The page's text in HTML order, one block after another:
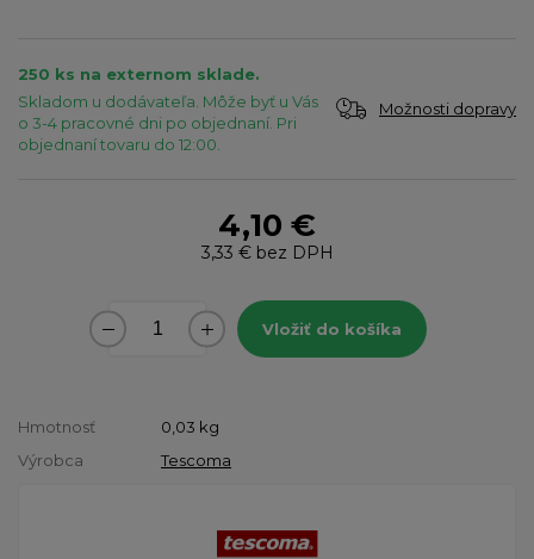
250 ks na externom sklade.
Skladom u dodávateľa. Môže byť u Vás
o 3-4 pracovné dni po objednaní. Pri
objednaní tovaru do 12:00.
Možnosti dopravy
4,10 €
3,33 €bez DPH
Vložiť do košíka
Hmotnosť 0,03 kg
Výrobca
Tescoma